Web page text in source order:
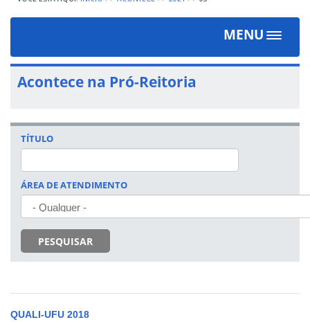
MENU
Toggle
Acontece na Pró-Reitoria
TÍTULO
ÁREA DE ATENDIMENTO
PESQUISAR
QUALI-UFU 2018